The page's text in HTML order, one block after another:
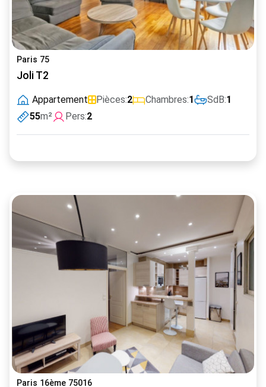
Paris 75
Joli T2
Appartement Pièces:2 Chambres:1 SdB:1
55m² Pers:2
Paris 16ème 75016